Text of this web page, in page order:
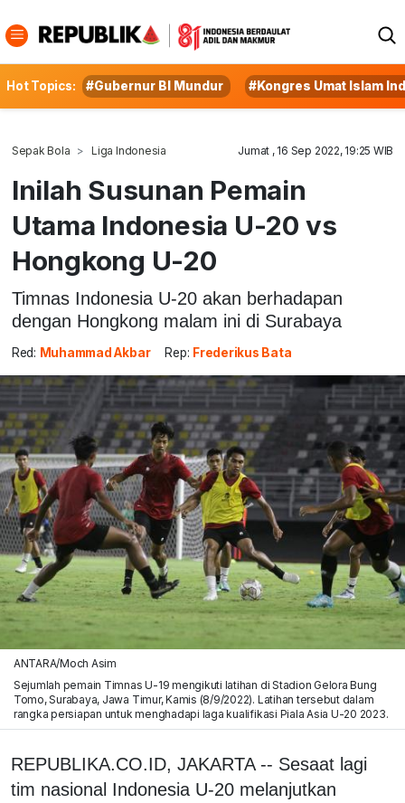
Hot Topics: #Gubernur BI Mundur #Kongres Umat Islam
Sepak Bola Liga Indonesia Jumat , 16 Sep 2022, 19:25 WIB
Inilah Susunan Pemain
Utama Indonesia U-20 vs
Hongkong U-20
Timnas Indonesia U-20 akan berhadapan
dengan Hongkong malam ini di Surabaya
Red: Muhammad Akbar Rep: Frederikus Bata
ANTARA/Moch Asim
Sejumlah pemain Timnas U-19 mengikuti latihan di Stadion Gelora Bung
Tomo, Surabaya, Jawa Timur, Kamis (8/9/2022). Latihan tersebut dalam
rangka persiapan untuk menghadapi laga kualifikasi Piala Asia U-20 2023.
REPUBLIKA.CO.ID, JAKARTA -- Sesaat lagi
tim nasional Indonesia U-20 melanjutkan